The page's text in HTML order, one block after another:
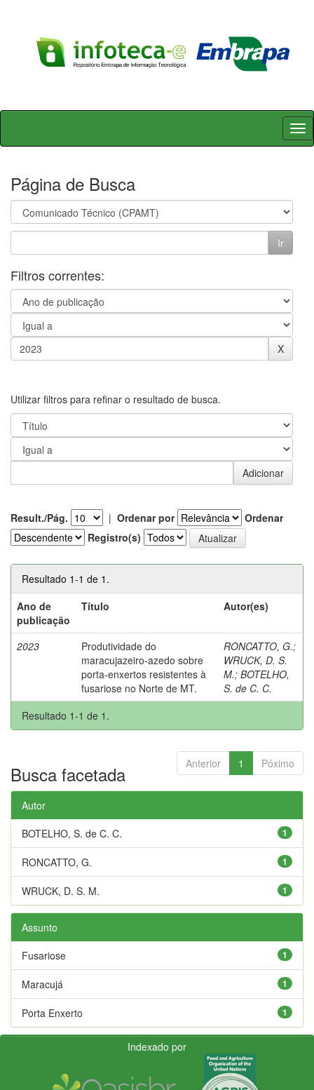
Skip
Página de Busca
Filtros correntes:
Utilizar filtros para refinar o resultado de busca.
Result./Pág. | Ordenar por
Ordenar
Registro(s)
Resultado 1-1 de 1.
Ano de
publicação
Título Autor(es)
2023
Produtividade do
maracujazeiro-azedo sobre
porta-enxertos resistentes à
fusariose no Norte de MT.
RONCATTO, G.;
WRUCK, D. S.
M.; BOTELHO,
S. de C. C.
Resultado 1-1 de 1.
Anterior 1 Póximo
Busca facetada
Autor
1
BOTELHO, S. de C. C.
1
RONCATTO, G.
1
WRUCK, D. S. M.
Assunto
1
Fusariose
1
Maracujá
1
Porta Enxerto
Indexado por